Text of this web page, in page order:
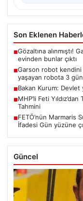
Son Eklenen
■Gözaltına alınmıştı!
evinden bunlar çıktı
■Garson robot kendini
yaşayan robota 3
■Bakan Kurum:
■MHP’li Feti
Tahmini
■FETÖ’nün Marmaris
İfadesi Gün yüzüne
Güncel